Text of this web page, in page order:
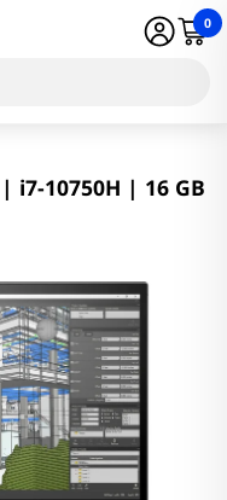
0
i7-10750H | 16 GB